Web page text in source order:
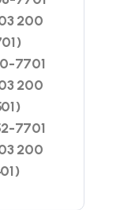
200
7701
200
7701
200